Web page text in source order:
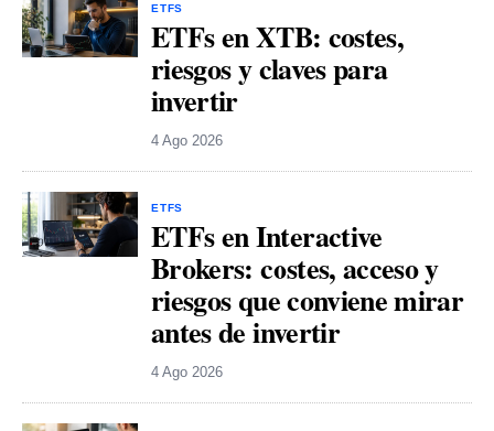
ETFS
ETFs en XTB: costes,
riesgos y claves para
invertir
4 Ago 2026
ETFS
ETFs en Interactive
Brokers: costes, acceso y
riesgos que conviene mirar
antes de invertir
4 Ago 2026